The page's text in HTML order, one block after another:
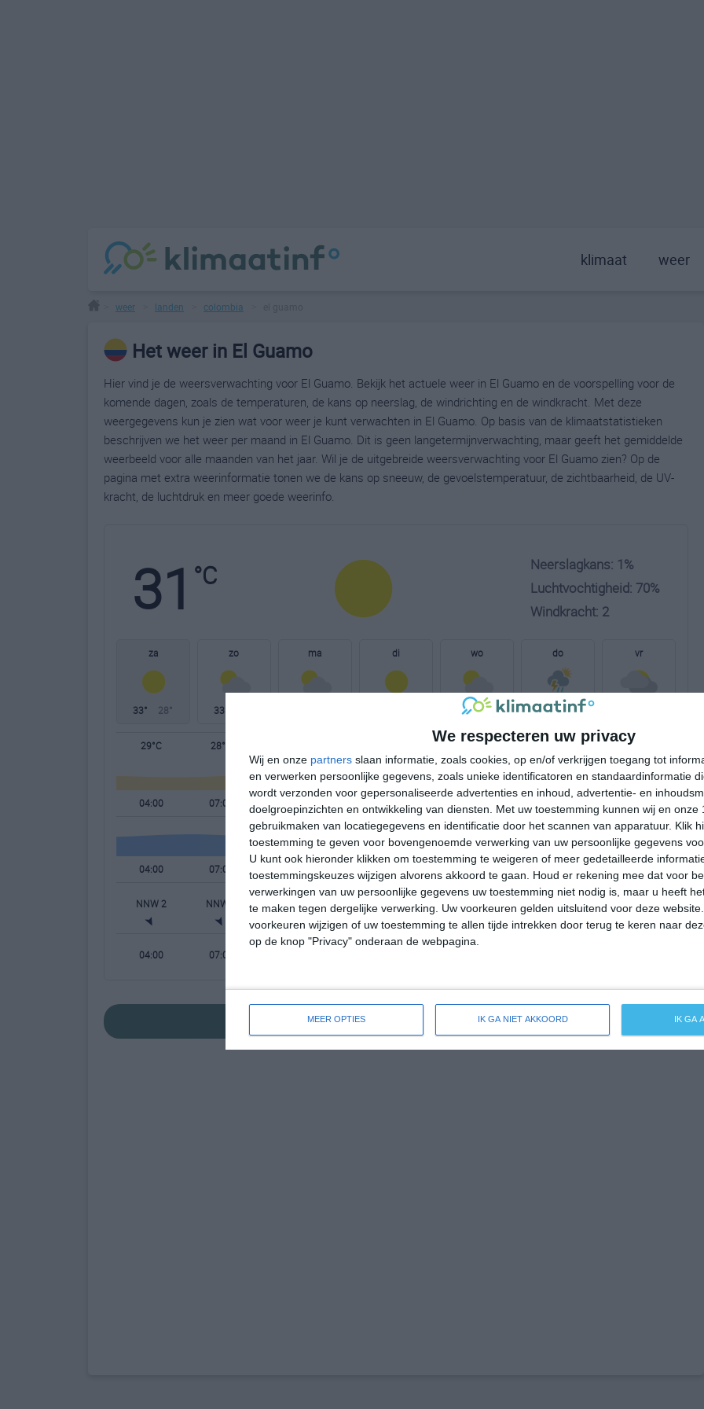
We respecteren uw privacy
Wij en onze partners slaan informatie, zoals cookies, op en/of verkrijgen toegang tot
en verwerken persoonlijke gegevens, zoals unieke identificatoren en standaardinformatie
wordt verzonden voor gepersonaliseerde advertenties en inhoud, advertentie- en
doelgroepinzichten en ontwikkeling van diensten.
Met uw toestemming kunnen wij en onze
gebruikmaken van locatiegegevens en identificatie door het scannen van apparatuur. Klik
toestemming te geven voor bovengenoemde verwerking van uw persoonlijke gegevens
U kunt ook hieronder klikken om toestemming te weigeren of meer gedetailleerde
toestemmingskeuzes wijzigen alvorens akkoord te gaan.
Houd er rekening mee dat voor
verwerkingen van uw persoonlijke gegevens uw toestemming niet nodig is, maar u heeft
te maken tegen dergelijke verwerking. Uw voorkeuren gelden uitsluitend voor deze
voorkeuren wijzigen of uw toestemming te allen tijde intrekken door terug te keren naar
op de knop "Privacy" onderaan de webpagina.
MEER OPTIES IK GA NIET AKKOORD IK GA
klimaat weer
weer landen colombia
Het weer in El Guamo
Hier vind je de weersverwachting voor El Guamo. Bekijk het actuele weer in El Guamo en de voorspelling voor de
komende dagen, zoals de temperaturen, de kans op neerslag, de windrichting en de windkracht. Met deze
weergegevens kun je zien wat voor weer je kunt verwachten in El Guamo. Op basis van de klimaatstatistieken
beschrijven we het weer per maand in El Guamo. Dit is geen langetermijnverwachting, maar geeft het gemiddelde
weerbeeld voor alle maanden van het jaar. Wil je de uitgebreide weersverwachting voor El Guamo zien? Op de
pagina met extra weerinformatie tonen we de kans op sneeuw, de gevoelstemperatuur, de zichtbaarheid, de UV-
kracht, de luchtdruk en meer goede weerinfo.
31 °C
Neerslagkans: 1%
Luchtvochtigheid: 70%
Windkracht: 2
za
33° 28°
zo
33°
ma di wo
36° 26°
do
37° 22°
vr
29°C 28°C 33°C 33°C 30°C 29°C
04:00 07:00 10:00 13:00 19:00 01:00
04:00 07:00 10:00 13:00 19:00 01:00
NNW 2 NNW 2 NNO 2 NNO 2 NNO 2 NNW 2 NNW 2
04:00 07:00
bekijk de uitgebreide weersverwachting voor El Guamo